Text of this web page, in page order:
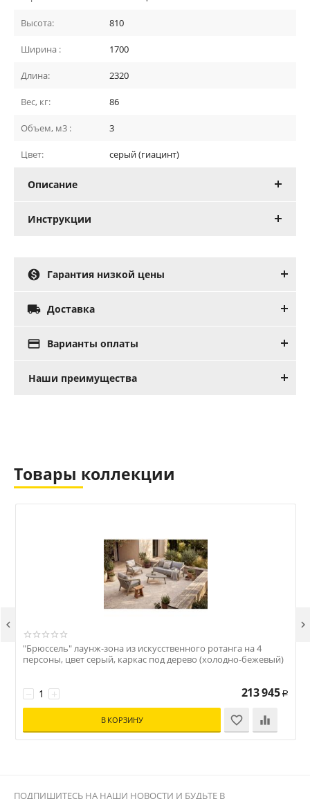
Высота: 810
Ширина : 1700
Длина: 2320
Вес, кг: 86
Объем, м3 : 3
Цвет: серый (гиацинт)
Описание
Инструкции
 Гарантия низкой цены
 Доставка
 Варианты оплаты
Наши преимущества
Товары коллекции
"Брюссель" лаунж-зона из искусственного ротанга на 4
персоны, цвет серый, каркас под дерево (холодно-бежевый)
+
− 213 945 Р
В КОРЗИНУ
 
ПОДПИШИТЕСЬ НА НАШИ НОВОСТИ И БУДЬТЕ В